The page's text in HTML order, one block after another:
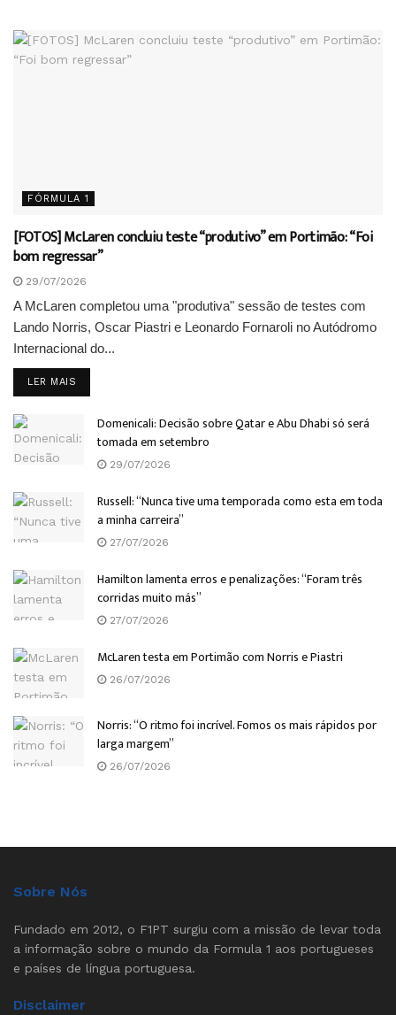
FÓRMULA 1
[FOTOS] McLaren concluiu teste “produtivo” em Portimão: “Foi
bom regressar”
29/07/2026
A McLaren completou uma "produtiva" sessão de testes com
Lando Norris, Oscar Piastri e Leonardo Fornaroli no Autódromo
Internacional do...
LER MAIS
Domenicali: Decisão sobre Qatar e Abu Dhabi só será
tomada em setembro
29/07/2026
Russell: “Nunca tive uma temporada como esta em toda
a minha carreira”
27/07/2026
Hamilton lamenta erros e penalizações: “Foram três
corridas muito más”
27/07/2026
McLaren testa em Portimão com Norris e Piastri
26/07/2026
Norris: “O ritmo foi incrível. Fomos os mais rápidos por
larga margem”
26/07/2026
Sobre Nós
Fundado em 2012, o F1PT surgiu com a missão de levar toda
a informação sobre o mundo da Formula 1 aos portugueses
e países de língua portuguesa.
Disclaimer